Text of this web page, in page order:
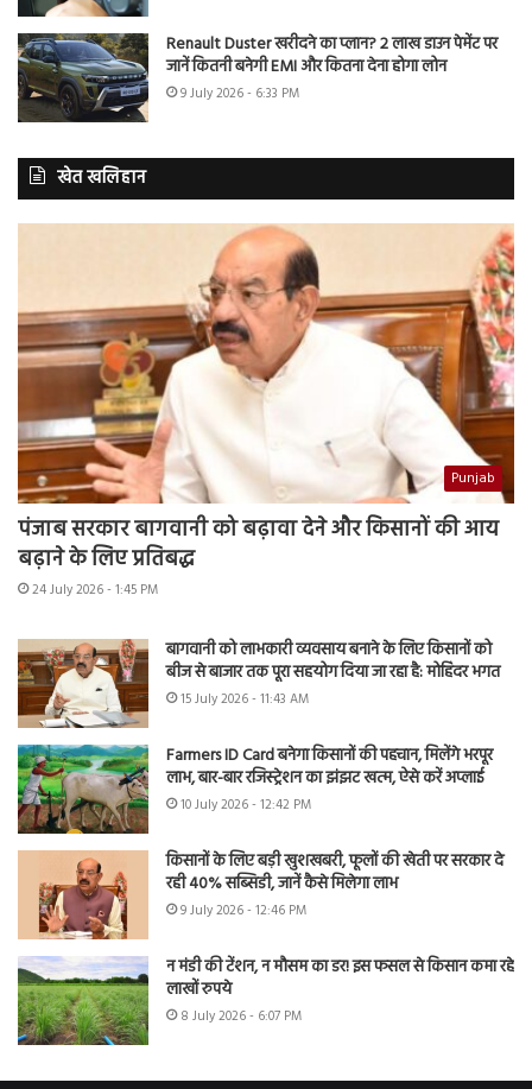
Renault Duster खरीदने का प्लान? 2 लाख डाउन पेमेंट पर
जानें कितनी बनेगी EMI और कितना देना होगा लोन
9 July 2026 - 6:33 PM
खेत खलिहान
Punjab
पंजाब सरकार बागवानी को बढ़ावा देने और किसानों की आय
बढ़ाने के लिए प्रतिबद्ध
24 July 2026 - 1:45 PM
बागवानी को लाभकारी व्यवसाय बनाने के लिए किसानों को
बीज से बाजार तक पूरा सहयोग दिया जा रहा है: मोहिंदर भगत
15 July 2026 - 11:43 AM
Farmers ID Card बनेगा किसानों की पहचान, मिलेंगे भरपूर
लाभ, बार-बार रजिस्ट्रेशन का झंझट खत्म, ऐसे करें अप्लाई
10 July 2026 - 12:42 PM
किसानों के लिए बड़ी खुशखबरी, फूलों की खेती पर सरकार दे
रही 40% सब्सिडी, जानें कैसे मिलेगा लाभ
9 July 2026 - 12:46 PM
न मंडी की टेंशन, न मौसम का डर! इस फसल से किसान कमा रहे
लाखों रुपये
8 July 2026 - 6:07 PM